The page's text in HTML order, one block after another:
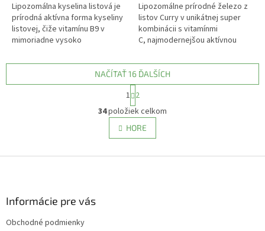
Lipozomálna kyselina listová je
prírodná aktívna forma kyseliny
listovej, čiže vitamínu B9 v
mimoriadne vysoko
Lipozomálne prírodné železo z
listov Curry v unikátnej super
kombinácii s vitamínmi
C, najmodernejšou aktívnou
folátom 4.generácie a
vitamínom...
O
v
l
á
NAČÍTAŤ 16 ĎALŠÍCH
t
r
á
n
k
v
1 2
34položiek celkom
HORE
Informácie pre vás
Obchodné podmienky